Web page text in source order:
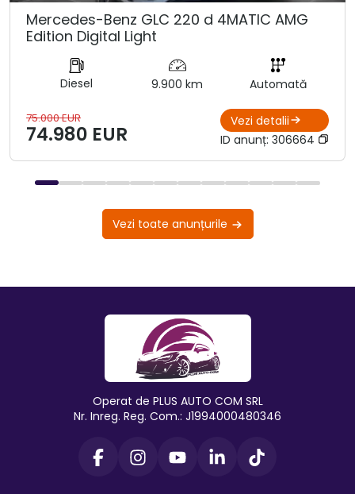
Mercedes-Benz GLC 220 d 4MATIC AMG
Edition Digital Light
Diesel 9.900 km Automată
75.000 EUR
74.980 EUR
Vezi detalii
ID anunț: 306664
Vezi toate anunțurile
Operat de PLUS AUTO COM SRL
Nr. Inreg. Reg. Com.: J1994000480346